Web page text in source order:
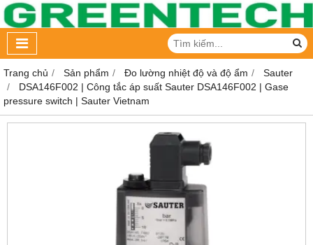
Trang chủ Sản phẩm Đo lường nhiệt độ và độ ẩm
Sauter
DSA146F002 | Công tắc áp suất Sauter DSA146F002 | Gase
pressure switch | Sauter Vietnam